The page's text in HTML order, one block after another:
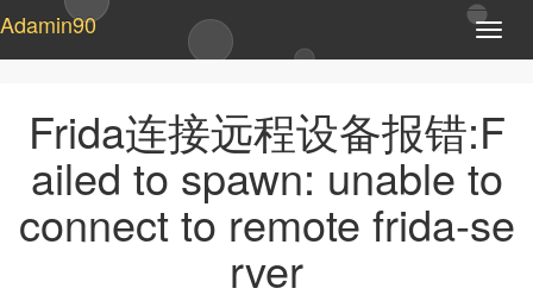
T
o
l
n
a
v
i
Adamin90
Frida连接远程设备报错:F
ailed to spawn: unable to
connect to remote frida-se
rver